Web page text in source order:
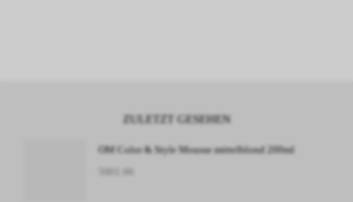
ZULETZT GESEHEN
OM Color & Style Mousse mittelblond 200ml